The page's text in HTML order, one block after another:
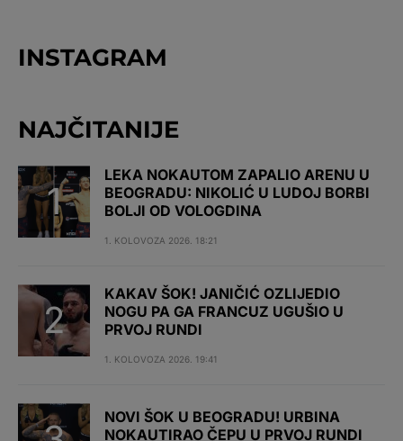
INSTAGRAM
NAJČITANIJE
LEKA NOKAUTOM ZAPALIO ARENU U
BEOGRADU: NIKOLIĆ U LUDOJ BORBI
BOLJI OD VOLOGDINA
1. KOLOVOZA 2026. 18:21
KAKAV ŠOK! JANIČIĆ OZLIJEDIO
NOGU PA GA FRANCUZ UGUŠIO U
PRVOJ RUNDI
1. KOLOVOZA 2026. 19:41
NOVI ŠOK U BEOGRADU! URBINA
NOKAUTIRAO ČEPU U PRVOJ RUNDI